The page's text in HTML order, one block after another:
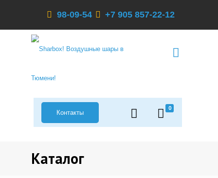
98-09-54 +7 905 857-22-12
0
Контакты
Каталог